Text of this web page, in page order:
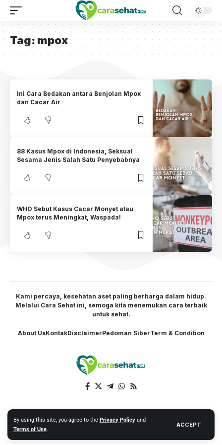
By using this site, you agree to the Privacy Policy and
Terms of Use.
ACCEPT
Tag: mpox
Ini Cara Bedakan antara Benjolan Mpox
dan Cacar Air
88 Kasus Mpox di Indonesia, Seksual
Sesama Jenis Salah Satu Penyebabnya
WHO Sebut Kasus Cacar Monyet atau
Mpox terus Meningkat, Waspada!
Kami percaya, kesehatan aset paling berharga dalam hidup.
Melalui Cara Sehat ini, semoga kita menemukan cara terbaik
untuk sehat.
About UsKontakDisclaimerPedoman SiberTerm & Condition